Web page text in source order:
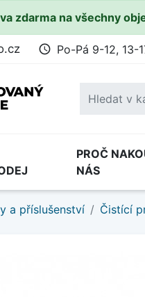
zdarma na všechny
access_time Po-Pá 9-12, 13-
PROČ
NÁS
a příslušenství Čistící